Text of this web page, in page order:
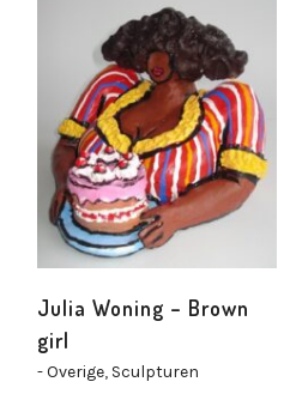
Julia Woning – Brown
girl
- Overige, Sculpturen